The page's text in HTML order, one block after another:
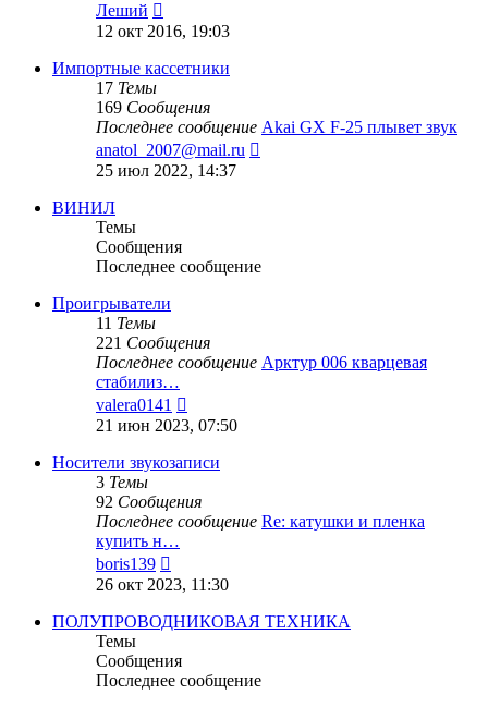
Леший
к
сообщению
12 окт 2016, 19:03
Импортные кассетники
17 Темы
169 Сообщения
Последнее сообщение Akai GX F-25 плывет звук
anatol_2007@mail.ru
25 июл 2022, 14:37
ВИНИЛ
Темы
Сообщения
Последнее сообщение
Проигрыватели
11 Темы
221 Сообщения
Последнее сообщение Арктур 006 кварцевая
стабилиз…
valera0141
к
сообщению
21 июн 2023, 07:50
Носители звукозаписи
3 Темы
92 Сообщения
Последнее сообщение Re: катушки и пленка
купить н…
boris139
к
сообщению
26 окт 2023, 11:30
ПОЛУПРОВОДНИКОВАЯ ТЕХНИКА
Темы
Сообщения
Последнее сообщение